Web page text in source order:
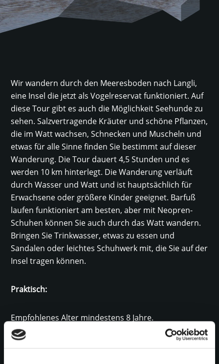
Wir wandern durch den Meeresboden nach Langli,
eine Insel die jetzt als Vogelreservat funktioniert. Auf
diese Tour gibt es auch die Möglichkeit Seehunde zu
sehen. Salzvertragende Kräuter und schöne Pflanzen,
die im Watt wachsen, Schnecken und Muscheln und
etwas für alle Sinne finden Sie bestimmt auf dieser
Wanderung. Die Tour dauert 4,5 Stunden und es
werden 10 km hinterlegt. Die Wanderung verläuft
durch Wasser und Watt und ist hauptsächlich für
Erwachsene oder größere Kinder geeignet. Barfuß
laufen funktioniert am besten, aber mit Neopren-
Schuhen können Sie auch durch das Watt wandern.
Bringen Sie Trinkwasser, etwas zu essen und
Sandalen oder leichtes Schuhwerk mit, die Sie auf der
Insel tragen können.
Praktisch:
Empfohlenes Alter mindestens 8 Jahre.